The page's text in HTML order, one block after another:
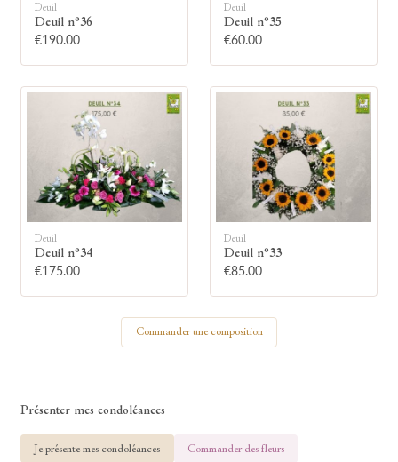
Allumez une bougie
Montrez votre soutien à la famille en
allumant symboliquement une bougie.
Votre prénom
Deuil
Deuil n°36
€190.00
Deuil
Deuil n°35
€60.00
Deuil
Deuil n°34
€175.00
Deuil
Deuil n°33
€85.00
Commander une composition
Présenter mes condoléances
Je présente mes condoléances Commander des fleurs